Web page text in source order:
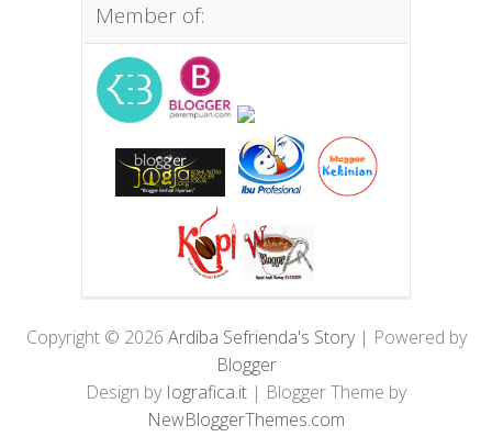
Member of:
Copyright © 2026 Ardiba Sefrienda's Story| Powered by
Blogger
Design by Iografica.it | Blogger Theme by
NewBloggerThemes.com